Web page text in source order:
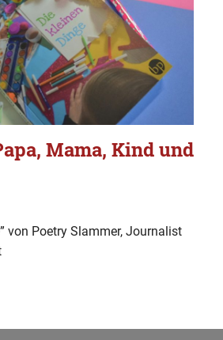
Mama, Kind und
von Poetry Slammer, Journalist